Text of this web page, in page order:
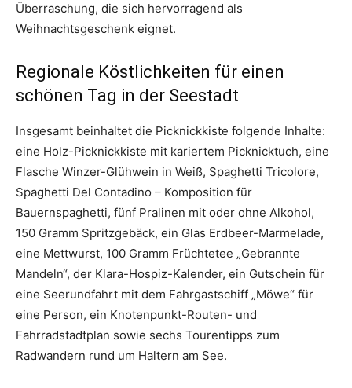
Überraschung, die sich hervorragend als
Weihnachtsgeschenk eignet.
Regionale Köstlichkeiten für einen
schönen Tag in der Seestadt
Insgesamt beinhaltet die Picknickkiste folgende Inhalte:
eine Holz-Picknickkiste mit kariertem Picknicktuch, eine
Flasche Winzer-Glühwein in Weiß, Spaghetti Tricolore,
Spaghetti Del Contadino – Komposition für
Bauernspaghetti, fünf Pralinen mit oder ohne Alkohol,
150 Gramm Spritzgebäck, ein Glas Erdbeer-Marmelade,
eine Mettwurst, 100 Gramm Früchtetee „Gebrannte
Mandeln“, der Klara-Hospiz-Kalender, ein Gutschein für
eine Seerundfahrt mit dem Fahrgastschiff „Möwe“ für
eine Person, ein Knotenpunkt-Routen- und
Fahrradstadtplan sowie sechs Tourentipps zum
Radwandern rund um Haltern am See.